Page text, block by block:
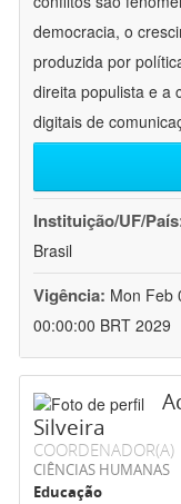
democracia, o
produzida por
direita populista e a
digitais de
Instituição/UF/
Brasil
Vigência: Mon Feb
00:00:00 BRT 2029
Silveira
COORDENADOR(A)
CIÊNCIAS HUMANAS
Educação